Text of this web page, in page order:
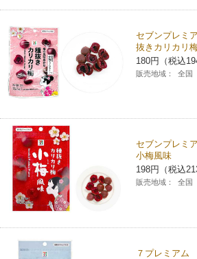
保険
学び・教育
コインランドリー（店舗限定）
宅配ロッカー（店舗限定）
モバイルバッテリーシェアリング（店舗限
モバイルWi-Fiバッテリーシェアリング（
荷物預かりサービス「ecbocloakエクボク
セブン‐イレブンの「商品力」
セブン-イレブンの横顔
セブン-イレブンの歴史
ภาษาไทย(บริการ)
セブンプレ
抜きカリカリ
180円（税込
販売地域： 全国
セブンプレミ
小梅風味
198円（税込
販売地域： 全国
７プレミアム